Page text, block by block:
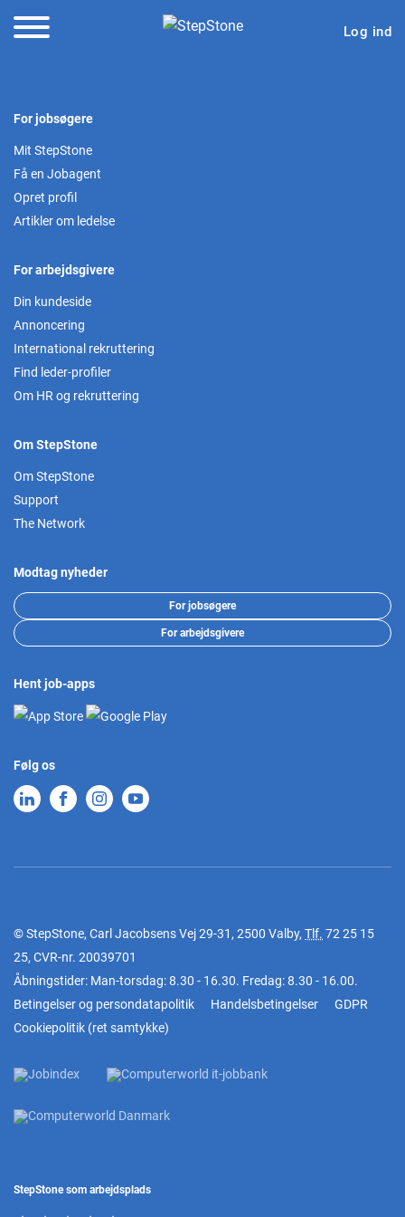
Log ind
For jobsøgere
Mit StepStone
Få en Jobagent
Opret profil
Artikler om ledelse
For arbejdsgivere
Din kundeside
Annoncering
International rekruttering
Find leder-profiler
Om HR og rekruttering
Om StepStone
Om StepStone
Support
The Network
Modtag nyheder
For jobsøgere
For arbejdsgivere
Hent job-apps
Følg os
© StepStone, Carl Jacobsens Vej 29-31, 2500 Valby, Tlf. 72 25 15
25, CVR-nr. 20039701
Åbningstider: Man-torsdag: 8.30 - 16.30. Fredag: 8.30 - 16.00.
Betingelser og persondatapolitik
Handelsbetingelser
GDPR
Cookiepolitik (ret samtykke)
StepStone som arbejdsplads